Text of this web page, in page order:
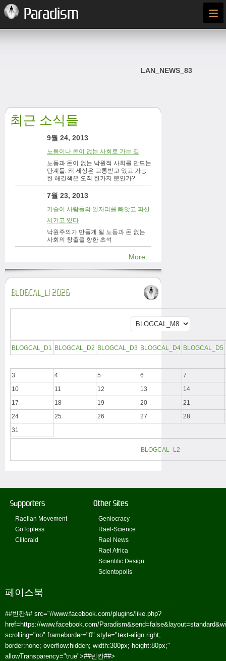
Paradism ≡
LAN_NEWS_83
최근 소식들
9월 24, 2013
노동이나 돈이 없는 사회로 가는 길
노동과 돈이 없는 낙원적 사회를 만드는
단계들. 왜 세상은 고통받고 있고 가능
한 해결책은 오직 한가지 뿐인가?
7월 23, 2013
기술이 사람들의 일자리를 빼앗고 파산
시키고 있다
낙원주의가 만들게 될 노동과 돈 없는
사회의 창출을 향한 초석
More...
BLOGCAL_L1 2026
BLOGCAL_D1 BLOGCAL_D2 BLOGCAL_D3 BLOGCAL_D4 BLOGCAL_D5
3 4 5 6
7
10
11 12 13
14
17
18 19 20
21
24
25 26 27
28
31
BLOGCAL_L2
Supporters
Raelian Movement
GoTopless
Clitoraid
Other Sites
Geniocracy
Rael-Science
Rael News
Rael Africa
Scientific Design
Scientopolis
페이스북
##빈칸##src="//www.facebook.com/plugins/like.php?
href=https://www.facebook.com/
scrolling="no" frameborder="0" style="text-align:right;
border:none; overflow:hidden; width:300px; height:80px;"
allowTransparency="true">##빈칸##>